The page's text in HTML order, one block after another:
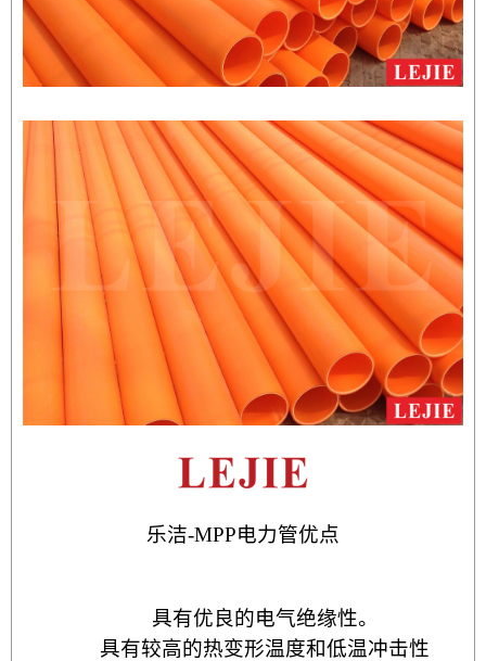
乐洁-MPP电力管优点
具有优良的电气绝缘性。
具有较高的热变形温度和低温冲击性